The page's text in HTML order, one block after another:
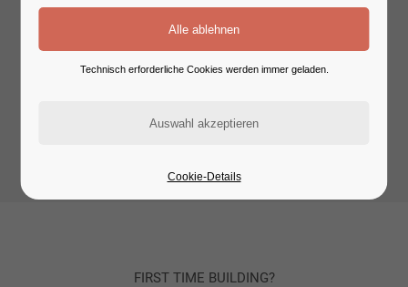
FIRST TIME BUILDING?
Technisch erforderliche Cookies werden immer geladen.
Cookie-Details